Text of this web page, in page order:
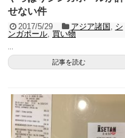
せない件
2017/5/29 アジア諸国
シ
ンガポール 買い物
記事を読む